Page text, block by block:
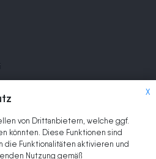
X
von Drittanbietern, welche ggf.
könnten. Diese Funktionen sind
Funktionalitäten aktivieren und
Nutzung gemäß